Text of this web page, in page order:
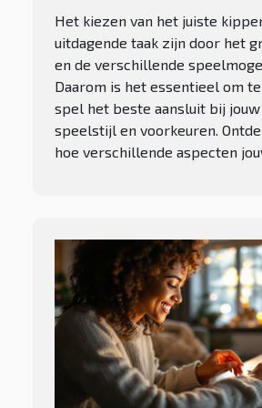
Het kiezen van het juiste
uitdagende taak zijn door het
en de verschillende
Daarom is het essentieel om
spel het beste aansluit bij jouw
speelstijl en voorkeuren.
hoe verschillende aspecten